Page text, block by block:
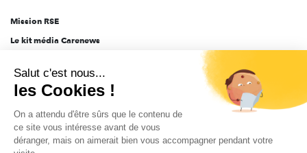
Mission RSE
Le kit média Carenews
AEF info
Novethic
PRODURABLE
Inclusiv Day
Salut c'est nous...
les Cookies !
On a attendu d'être sûrs que le contenu de
ce site vous intéresse avant de vous
déranger, mais on aimerait bien vous accompagner pendant votre